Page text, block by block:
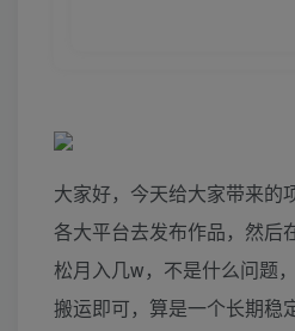
大家好，今天给大家带来的
各大平台去发布作品，然后
松月入几w，不是什么问题
搬运即可，算是一个长期稳